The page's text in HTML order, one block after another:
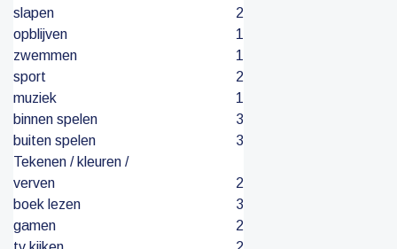
slapen
2
opblijven
1
zwemmen
1
sport
2
muziek
1
binnen spelen
3
buiten spelen
3
Tekenen / kleuren /
verven
2
boek lezen
3
gamen
2